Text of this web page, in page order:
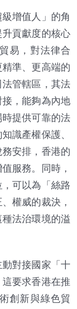
增值人」的角
貢獻度的核心
易，對法律合
準、更高端的
管轄區，其法
，能夠為內地
提供可靠的法
識產權保護、
安排，香港的
服務。同時，
可以為「絲路
權威的裁決，
法治環境的溢
對接國家「十
要求香港在推
創新與綠色貿